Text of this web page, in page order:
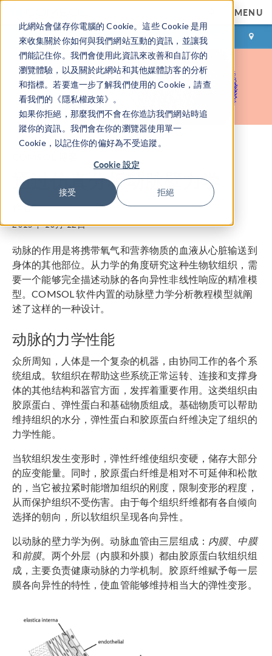
此網站會儲存你電腦的 Cookie。這些 Cookie 是用
來收集關於你如何與我們網站互動的資訊，並讓我
們能記住你。我們會使用此資訊來改善和自訂你的
瀏覽體驗，以及關於此網站和其他媒體訪客的分析
和指標。若要進一步了解我們使用的 Cookie，請查
看我們的《隱私權政策》。
如果你拒絕，那麼我們不會在你造訪我們網站時追
蹤你的資訊。我們會在你的瀏覽器使用單一
Cookie，以記住你的偏好為不受追蹤。
Cookie 設定
接受 拒絕
MENU
登录 咨询与购买
通过仿真分析动脉壁力学
作者Bridget Cunningham
2015年 10月 12日
动脉的作用是将携带氧气和营养物质的血液从心脏输送到
身体的其他部位。从力学的角度研究这种生物软组织，需
要一个能够完全描述动脉的各向异性非线性响应的精准模
型。COMSOL 软件内置的动脉壁力学分析教程模型就阐
述了这样的一种设计。
动脉的力学性能
众所周知，人体是一个复杂的机器，由协同工作的各个系
统组成。软组织在帮助这些系统正常运转、连接和支撑身
体的其他结构和器官方面，发挥着重要作用。这类组织由
胶原蛋白、弹性蛋白和基础物质组成。基础物质可以帮助
维持组织的水分，弹性蛋白和胶原蛋白纤维决定了组织的
力学性能。
当软组织发生变形时，弹性纤维使组织变硬，储存大部分
的应变能量。同时，胶原蛋白纤维是相对不可延伸和松散
的，当它被拉紧时能增加组织的刚度，限制变形的程度，
从而保护组织不受伤害。由于每个组织纤维都有各自倾向
选择的朝向，所以软组织呈现各向异性。
以动脉的壁力学为例。动脉血管由三层组成： 内膜、 中膜
和前膜。两个外层（内膜和外膜）都由胶原蛋白软组织组
成，主要负责健康动脉的力学机制。胶原纤维赋予每一层
膜各向异性的特性，使血管能够维持相当大的弹性变形。